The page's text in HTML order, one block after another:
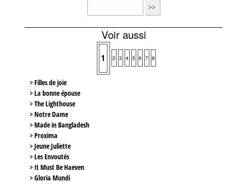
Voir aussi
1 2 3 4 5 6 7 8
> Filles de joie
> La bonne épouse
> The Lighthouse
> Notre Dame
> Made in Bangladesh
> Proxima
> Jeune Juliette
> Les Envoutés
> It Must Be Haeven
> Gloria Mundi